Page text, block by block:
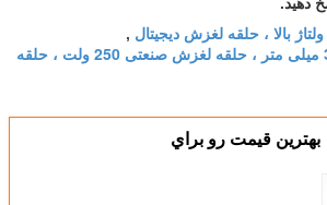
بالا ، حلقه لغزش دیجیتال ,
حلقه لغزش صنعتی 38.1 میلی متر ، حلقه لغزش صنعتی 250 ولت ، حلقه
بهترين قيمت رو براي